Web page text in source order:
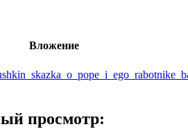
Вложение
просмотр: